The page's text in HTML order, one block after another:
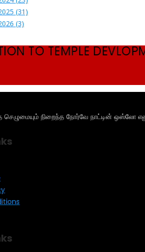
(31)
(3)
TO TEMPLE
செழுமையும் நிறைந்த நோர்வே நாட்டின் ஒஸ்லோ